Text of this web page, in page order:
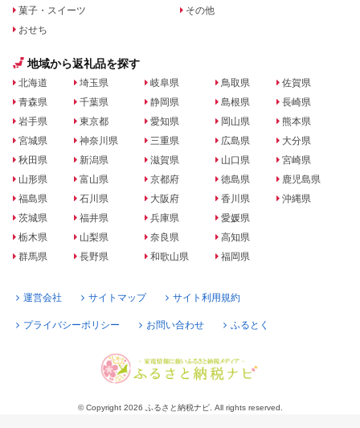
菓子・スイーツ
おせち
その他
地域から返礼品を探す
北海道
青森県
岩手県
宮城県
秋田県
山形県
福島県
茨城県
栃木県
群馬県
埼玉県
千葉県
東京都
神奈川県
新潟県
富山県
石川県
福井県
山梨県
長野県
岐阜県
静岡県
愛知県
三重県
滋賀県
京都府
大阪府
兵庫県
奈良県
和歌山県
鳥取県
島根県
岡山県
広島県
山口県
徳島県
香川県
愛媛県
高知県
福岡県
佐賀県
長崎県
熊本県
大分県
宮崎県
鹿児島県
沖縄県
運営会社 サイトマップ サイト利用規約
プライバシーポリシー お問い合わせ ふるとく
© Copyright 2026 ふるさと納税ナビ. All rights reserved.